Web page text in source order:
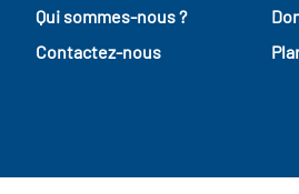
Qui sommes-nous ?
Contactez-nous